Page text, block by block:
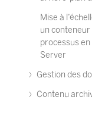
Mise à
un
processus
Server
Gestion des
Contenu